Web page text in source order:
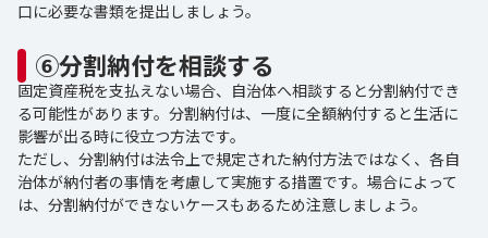
口に必要な書類を提出しましょう。
⑥分割納付を相談する
固定資産税を支払えない場合、自治体へ相談すると分割納付でき
る可能性があります。分割納付は、一度に全額納付すると生活に
影響が出る時に役立つ方法です。
ただし、分割納付は法令上で規定された納付方法ではなく、各自
治体が納付者の事情を考慮して実施する措置です。場合によって
は、分割納付ができないケースもあるため注意しましょう。